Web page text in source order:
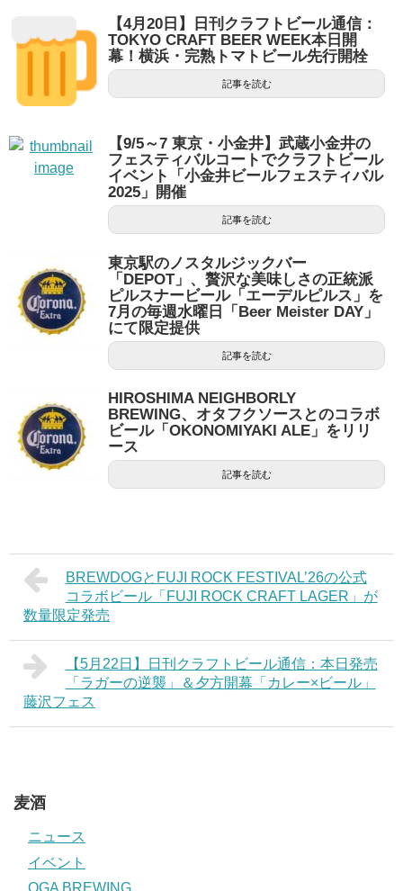
【4月20日】日刊クラフトビール通信：
TOKYO CRAFT BEER WEEK本日開
幕！横浜・完熟トマトビール先行開栓
記事を読む
【9/5～7 東京・小金井】武蔵小金井の
フェスティバルコートでクラフトビール
イベント「小金井ビールフェスティバル
2025」開催
記事を読む
東京駅のノスタルジックバー
「DEPOT」、贅沢な美味しさの正統派
ピルスナービール「エーデルピルス」を
7月の毎週水曜日「Beer Meister DAY」
にて限定提供
記事を読む
HIROSHIMA NEIGHBORLY
BREWING、オタフクソースとのコラボ
ビール「OKONOMIYAKI ALE」をリリ
ース
記事を読む
BREWDOGとFUJI ROCK FESTIVAL’26の公式
コラボビール「FUJI ROCK CRAFT LAGER」が
数量限定発売
【5月22日】日刊クラフトビール通信：本日発売
「ラガーの逆襲」＆夕方開幕「カレー×ビール」
藤沢フェス
麦酒
ニュース
イベント
OGA BREWING